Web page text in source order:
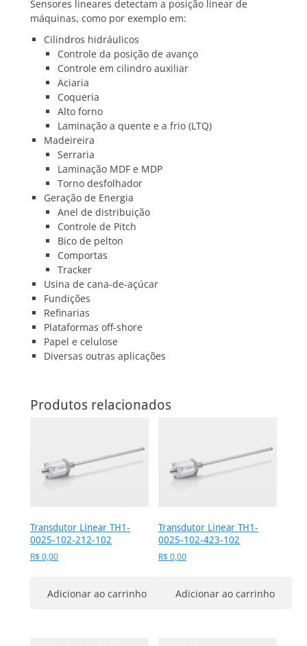
Sensores lineares detectam a posição linear de
máquinas, como por exemplo em:
Cilindros hidráulicos
Controle da posição de avanço
Controle em cilindro auxiliar
Aciaria
Coqueria
Alto forno
Laminação a quente e a frio (LTQ)
Madeireira
Serraria
Laminação MDF e MDP
Torno desfolhador
Geração de Energia
Anel de distribuição
Controle de Pitch
Bico de pelton
Comportas
Tracker
Usina de cana-de-açúcar
Fundições
Refinarias
Plataformas off-shore
Papel e celulose
Diversas outras aplicações
Produtos relacionados
Transdutor Linear TH1-
0025-102-212-102
R$ 0,00
Adicionar ao carrinho
Transdutor Linear TH1-
0025-102-423-102
R$ 0,00
Adicionar ao carrinho